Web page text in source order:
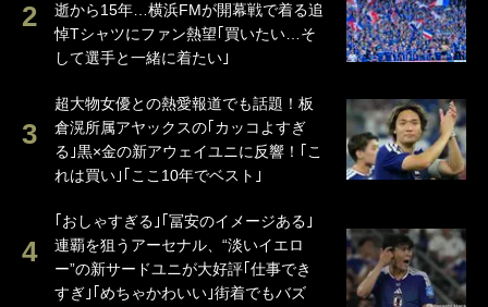
逝から15年…横浜FMが開幕戦で着る追
悼Tシャツにファン熱望｢買いたい…そ
して選手と一緒に着たい｣
超大物女優との熱愛報道でも話題！板
倉滉所属アヤックスの｢カッコよすぎ
る｣黒×金の新アウェイユニに反響！｢こ
れは買い｣｢ここ10年でベスト｣
｢おしゃすぎる｣｢冨安のイメージある｣
連覇を狙うアーセナル、“淡いイエロ
ー”の新サードユニが大好評｢仕事でき
すぎ｣｢めちゃかわいい｣街着でもバズ